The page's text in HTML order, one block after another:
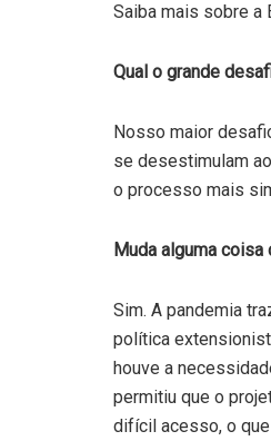
Saiba mais sobre a
Qual o grande
Nosso maior
se desestimulam
o processo mais
Muda alguma coisa
Sim. A pandemia
política
houve a
permitiu que o
difícil acesso, o que